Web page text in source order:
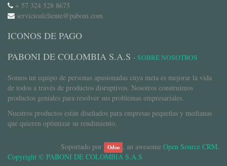
+ 57 324 528 8675
servicioalcliente@paboni.com
ICONOS DE PAGO
PABONI DE COLOMBIA S.A.S - SOBRE NOSOTROS
Somos un equipo de personas apasionadas cuya meta es mejorar la vida
de todos a través de productos disruptivos. Nosotros construimos
productos geniales para resolver sus problemas empresariales.
Nuestros productos están diseñados para empresas pequeñas y medianas
que quieren optimizar su rendimiento.
Soportado por Odoo , an awesome Open Source CRM.
Copyright © PABONI DE COLOMBIA S.A.S